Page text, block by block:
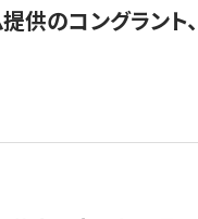
供のコングラント